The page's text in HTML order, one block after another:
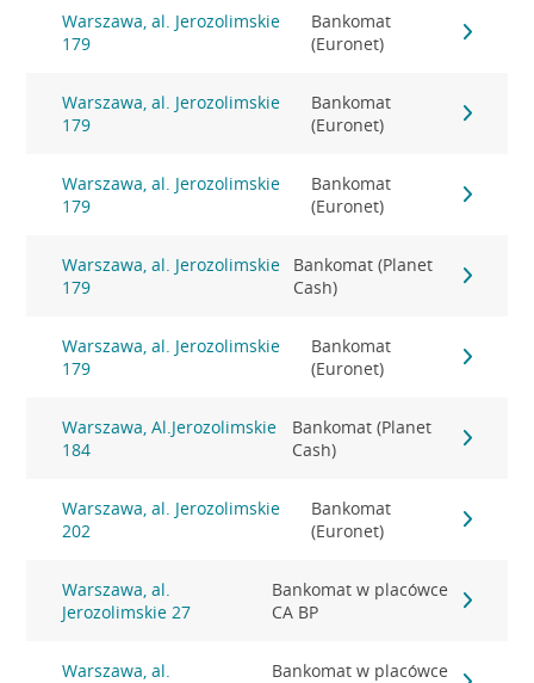
Warszawa, al. Jerozolimskie
179
Bankomat
(Euronet)
Warszawa, al. Jerozolimskie
179
Bankomat
(Euronet)
Warszawa, al. Jerozolimskie
179
Bankomat
(Euronet)
Warszawa, al. Jerozolimskie
179
Bankomat (Planet
Cash)
Warszawa, al. Jerozolimskie
179
Bankomat
(Euronet)
Warszawa, Al.Jerozolimskie
184
Bankomat (Planet
Cash)
Warszawa, al. Jerozolimskie
202
Bankomat
(Euronet)
Warszawa, al.
Jerozolimskie 27
Bankomat w placówce
CA BP
Warszawa, al.
Bankomat w placówce